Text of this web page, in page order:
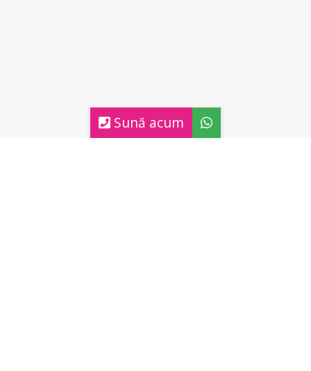
Sună acum